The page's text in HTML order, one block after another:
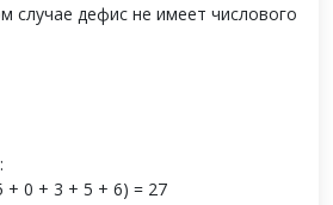
случае дефис не имеет числового
0 + 3 + 5 + 6) = 27